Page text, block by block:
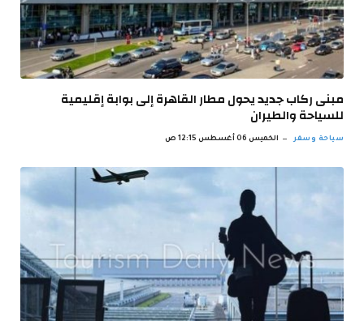
مبنى ركاب جديد يحول مطار القاهرة إلى بوابة إقليمية
للسياحة والطيران
سياحة وسفر الخميس 06 أغسطس 12:15 ص